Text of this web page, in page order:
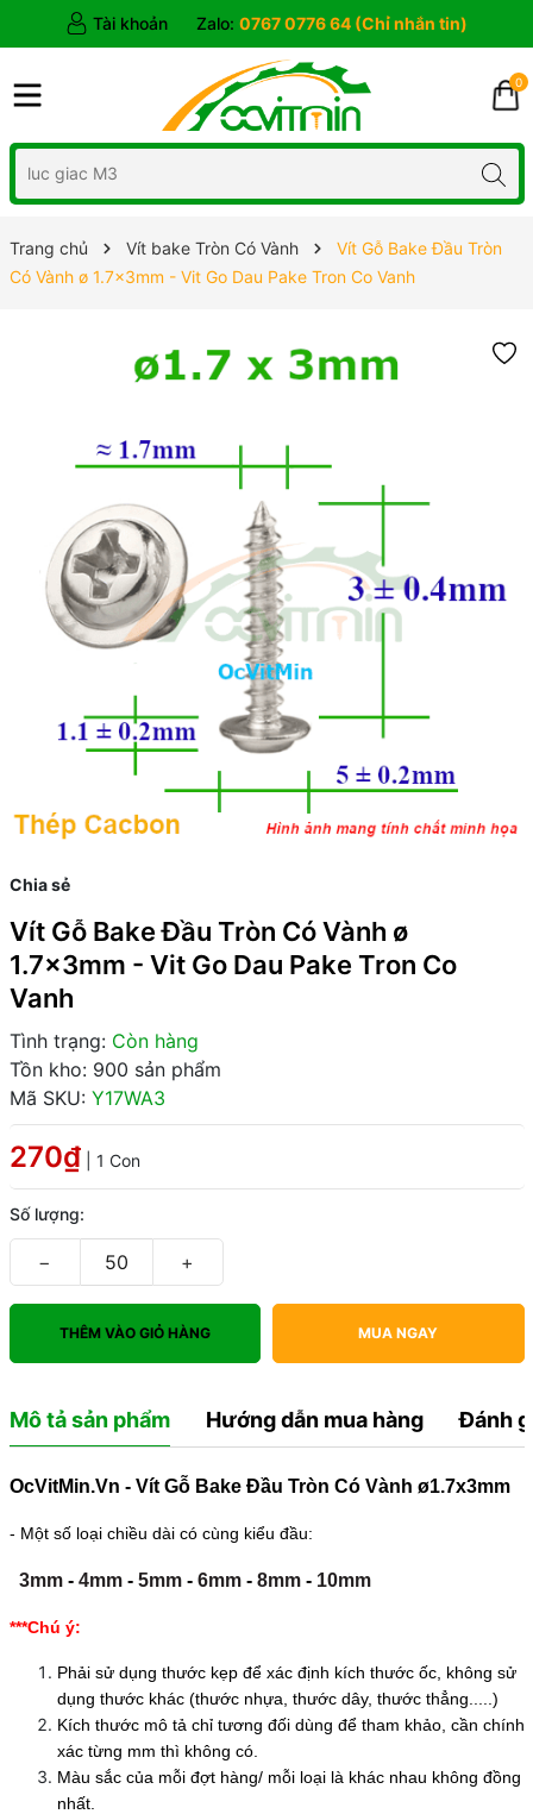
Tài khoản Zalo: 0767 0776 64 (Chỉ nhắn tin)
0
Trang chủ Vít bake Tròn Có Vành
Vít Gỗ Bake Đầu Tròn
Có Vành ø 1.7x3mm - Vit Go Dau Pake Tron Co Vanh
Chia sẻ
Vít Gỗ Bake Đầu Tròn Có Vành ø
1.7x3mm - Vit Go Dau Pake Tron Co
Vanh
Tình trạng: Còn hàng
Tồn kho: 900 sản phẩm
Mã SKU: Y17WA3
270₫ | 1 Con
Số lượng:
− +
THÊM VÀO GIỎ HÀNG MUA NGAY
Mô tả sản phẩm Hướng dẫn mua hàng Đánh
OcVitMin.Vn - Vít Gỗ Bake Đầu Tròn Có Vành ø1.7x3mm
- Một số loại chiều dài có cùng kiểu đầu:
3mm- 4mm- 5mm- 6mm- 8mm- 10mm
***Chú ý:
Phải sử dụng thước kẹp để xác định kích thước ốc, không sử
dụng thước khác (thước nhựa, thước dây, thước thẳng.....)
Kích thước mô tả chỉ tương đối dùng để tham khảo, cần chính
xác từng mm thì không có.
Màu sắc của mỗi đợt hàng/ mỗi loại là khác nhau không đồng
nhất.